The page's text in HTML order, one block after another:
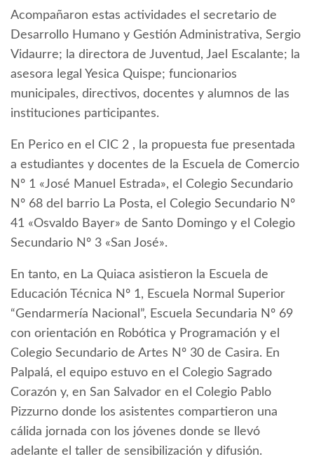
Acompañaron estas actividades el secretario de
Desarrollo Humano y Gestión Administrativa, Sergio
Vidaurre; la directora de Juventud, Jael Escalante; la
asesora legal Yesica Quispe; funcionarios
municipales, directivos, docentes y alumnos de las
instituciones participantes.
En Perico en el CIC 2 , la propuesta fue presentada
a estudiantes y docentes de la Escuela de Comercio
Nº 1 «José Manuel Estrada», el Colegio Secundario
Nº 68 del barrio La Posta, el Colegio Secundario Nº
41 «Osvaldo Bayer» de Santo Domingo y el Colegio
Secundario Nº 3 «San José».
En tanto, en La Quiaca asistieron la Escuela de
Educación Técnica Nº 1, Escuela Normal Superior
“Gendarmería Nacional”, Escuela Secundaria Nº 69
con orientación en Robótica y Programación y el
Colegio Secundario de Artes Nº 30 de Casira. En
Palpalá, el equipo estuvo en el Colegio Sagrado
Corazón y, en San Salvador en el Colegio Pablo
Pizzurno donde los asistentes compartieron una
cálida jornada con los jóvenes donde se llevó
adelante el taller de sensibilización y difusión.